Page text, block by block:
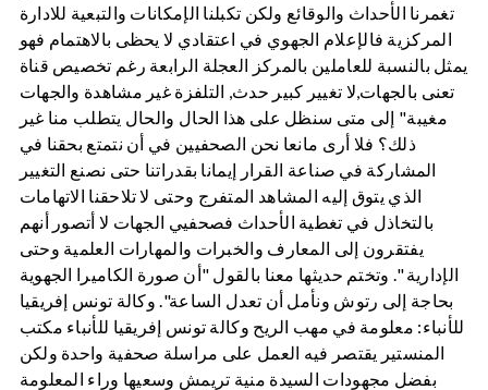
تغمرنا الأحداث والوقائع ولكن تكبلنا الإمكانات والتبعية للادارة
المركزية فالإعلام الجهوي في اعتقادي لا يحظى بالاهتمام فهو
يمثل بالنسبة للعاملين بالمركز العجلة الرابعة رغم تخصيص قناة
تعنى بالجهات,لا تغيير كبير حدث, التلفزة غير مشاهدة والجهات
مغيبة" إلى متى سنظل على هذا الحال والحال يتطلب منا غير
ذلك؟ فلا أرى مانعا نحن الصحفيين في أن نتمتع بحقنا في
المشاركة في صناعة القرار إيمانا بقدراتنا حتى نصنع التغيير
الذي يتوق إليه المشاهد المتفرج وحتى لا تلاحقنا الاتهامات
بالتخاذل في تغطية الأحداث فصحفيي الجهات لا أتصور أنهم
يفتقرون إلى المعارف والخبرات والمهارات العلمية وحتى
الإدارية ". وتختم حديثها معنا بالقول "أن صورة الكاميرا الجهوية
بحاجة إلى رتوش ونأمل أن تعدل الساعة". وكالة تونس إفريقيا
للأنباء: معلومة في مهب الريح وكالة تونس إفريقيا للأنباء مكتب
المنستير يقتصر فيه العمل على مراسلة صحفية واحدة ولكن
بفضل مجهودات السيدة منية تريمش وسعيها وراء المعلومة